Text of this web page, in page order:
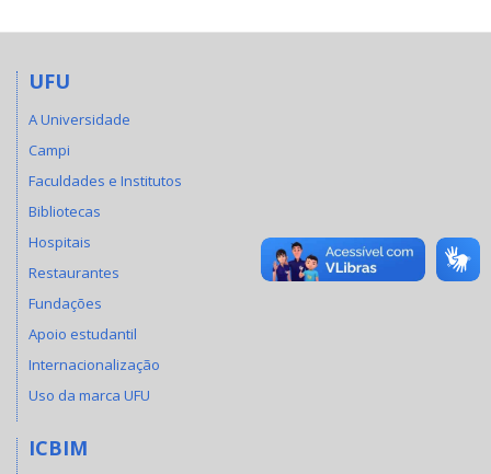
UFU
A Universidade
Campi
Faculdades e Institutos
Bibliotecas
Hospitais
Restaurantes
Fundações
Apoio estudantil
Internacionalização
Uso da marca UFU
ICBIM